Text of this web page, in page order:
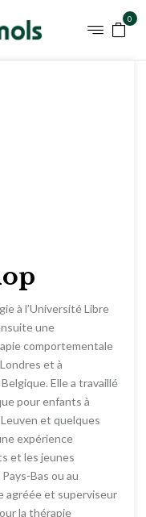
0
à l’Université Libre
une
comportementale
et à
Elle a travaillé
pour enfants à
et quelques
expérience
et les jeunes
Bas ou au
agréée et superviseur
la thérapie